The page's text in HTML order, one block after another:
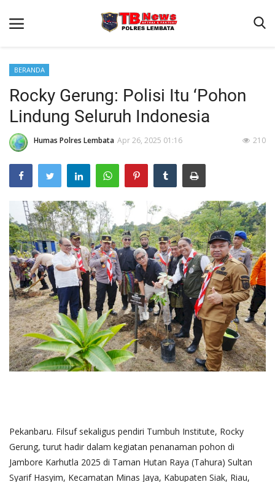
Beranda
Binkam
Terms & Conditions
Giat Ops
Reskrim
Polisi Kita
Lantas
BERANDA
Rocky Gerung: Polisi Itu ‘Pohon
Lindung Seluruh Indonesia
Humas Polres Lembata Apr 26, 2025 01:16 210
Pekanbaru. Filsuf sekaligus pendiri Tumbuh Institute, Rocky
Gerung, turut hadir dalam kegiatan penanaman pohon di
Jambore Karhutla 2025 di Taman Hutan Raya (Tahura) Sultan
Syarif Hasyim, Kecamatan Minas Jaya, Kabupaten Siak, Riau,